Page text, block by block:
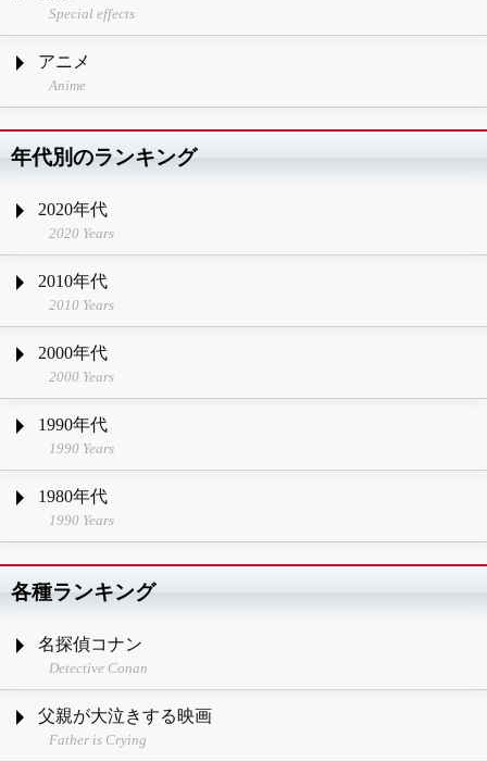
Special effects
アニメ
Anime
年代別のランキング
2020年代
2020 Years
2010年代
2010 Years
2000年代
2000 Years
1990年代
1990 Years
1980年代
1990 Years
各種ランキング
名探偵コナン
Detective Conan
父親が大泣きする映画
Father is Crying